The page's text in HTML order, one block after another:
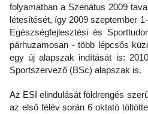
folyamatban a Szenátus 2009
létesítését, így 2009 szeptember
Egészségfejlesztési és
párhuzamosan - több lépcsős
egy új alapszak indítását is:
Sportszervező (BSc) alapszak is.
Az ESI elindulását földrengés
az első félév során 6 oktató